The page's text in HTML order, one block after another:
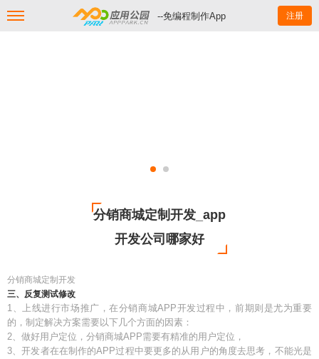
--免编程制作App 注册
分销商城定制开发_app
开发公司哪家好
分销商城定制开发
三、反复测试修改
1、上线进行市场推广，在分销商城APP开发过程中，前期则是尤为重要
的，制定解决方案需要以下几个方面的因素：
2、做好用户定位，分销商城APP需要有精准的用户定位，
3、开发者在在制作的APP过程中要更多的从用户的角度去思考，不能光是